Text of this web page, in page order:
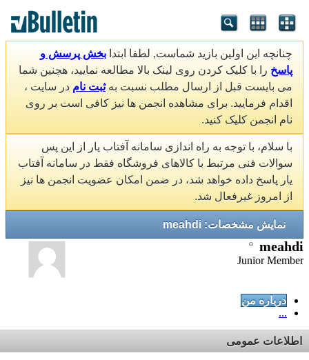
چنانچه این اولین بازید شماست, لطفا ابتدا بخش پرسش و
پاسخ را با کلیک کردن روی لینک بالا مطالعه نمایید، هچنین شما
می بایست قبل از ارسال مطلب نسبت بهثبت نام در سایت ،
اقدام فرمایید. برای مشاهده انجمن ها نیز کافی است بر روی
نام انجمن کلیک کنید.
با سلام، با توجه به راه اندازی سامانه آفتاب یار از این پس
سوالات فنی مرتبط با کالاهای فروشگاه فقط در سامانه آفتاب
یار پاسخ داده خواهد شد، در ضمن امکان عضویت انجمن ها نیز
از امروز غیرفعال شد.
نمایش مشخصات: meahdi
meahdi
Junior Member
درباره من
...
اطلاعات عمومی